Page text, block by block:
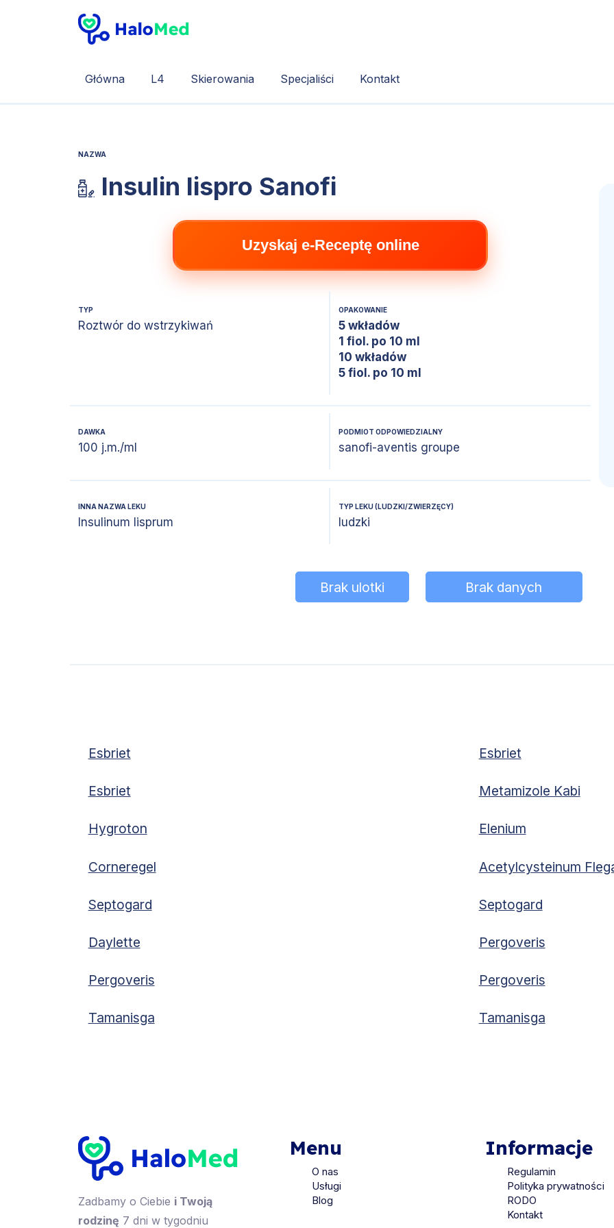
Główna L4 Skierowania Specjaliści Kontakt
NAZWA
Insulin lispro Sanofi
Uzyskaj e-Receptę online
TYP
Roztwór do wstrzykiwań
OPAKOWANIE
5 wkładów
1 fiol. po 10 ml
10 wkładów
5 fiol. po 10 ml
DAWKA
100 j.m./ml
PODMIOT ODPOWIEDZIALNY
sanofi-aventis groupe
INNA NAZWA LEKU
Insulinum lisprum
TYP LEKU (LUDZKI/ZWIERZĘCY)
ludzki
Brak ulotki Brak danych
Esbriet Esbriet
Esbriet Metamizole Kabi
Hygroton Elenium
Corneregel Acetylcysteinum
Septogard Septogard
Daylette Pergoveris
Pergoveris Pergoveris
Tamanisga Tamanisga
Zadbamy o Ciebie i Twoją
rodzinę 7 dni w tygodniu
Menu
O nas
Usługi
Blog
Informacje
Regulamin
Polityka prywatności
RODO
Kontakt